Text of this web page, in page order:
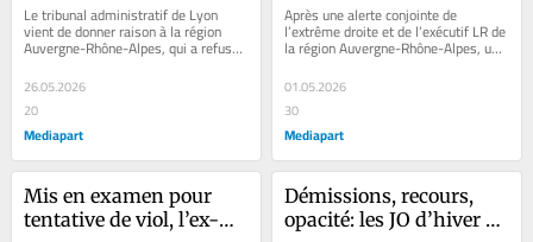
finissent au tribunal
Le tribunal administratif de Lyon
vient de donner raison à la région
Auvergne-Rhône-Alpes, qui a refusé
de payer le reste d’une subvention...
26.05.2026
20
Mediapart
l’hommage d’un lycée à
la boxeuse Imane Khelif
Après une alerte conjointe de
l’extrême droite et de l’exécutif LR de
la région Auvergne-Rhône-Alpes, un
lycée de Meyzieu a repoussé...
01.05.2026
30
Mediapart
Mis en examen pour
tentative de viol, l’ex-
Démissions, recours,
opacité: les JO d’hiver